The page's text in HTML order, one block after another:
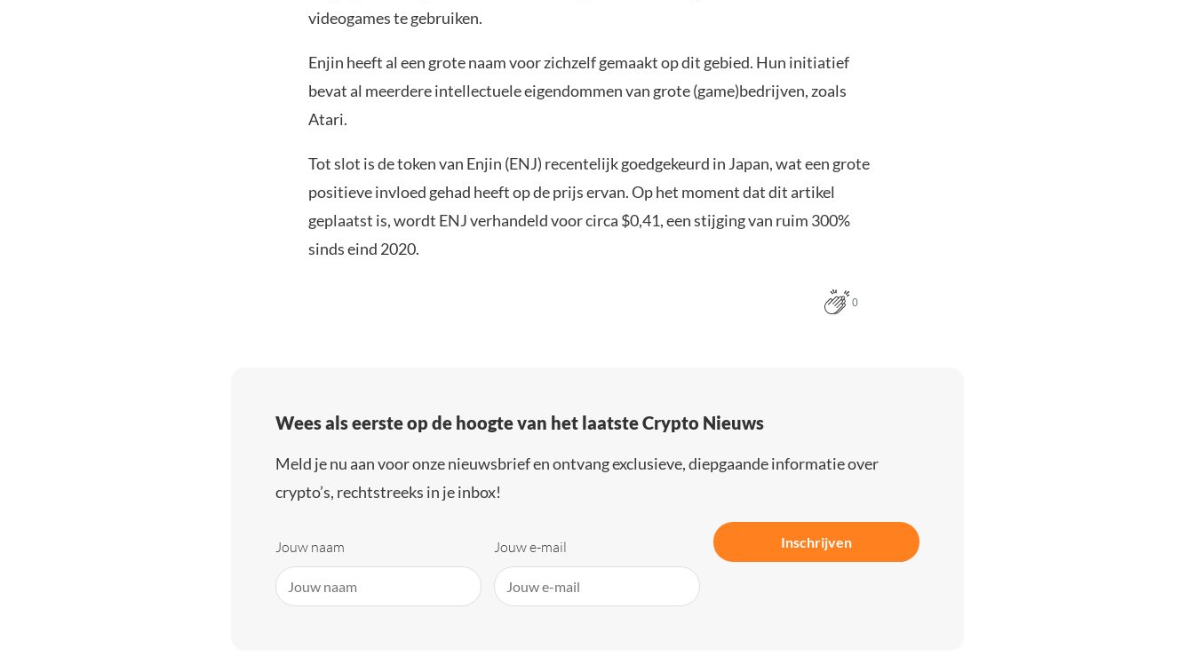
videogames te gebruiken.
Enjin heeft al een grote naam voor zichzelf gemaakt op dit gebied. Hun initiatief
bevat al meerdere intellectuele eigendommen van grote (game)bedrijven, zoals
Atari.
Tot slot is de token van Enjin (ENJ) recentelijk goedgekeurd in Japan, wat een grote
positieve invloed gehad heeft op de prijs ervan. Op het moment dat dit artikel
geplaatst is, wordt ENJ verhandeld voor circa $0,41, een stijging van ruim 300%
sinds eind 2020.
0
Wees als eerste op de hoogte van het laatste Crypto Nieuws
Meld je nu aan voor onze nieuwsbrief en ontvang exclusieve, diepgaande informatie over
crypto’s, rechtstreeks in je inbox!
Jouw naam Jouw e-mail Inschrijven